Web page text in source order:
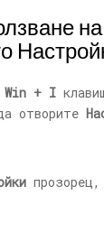
на
Win + I
отворите